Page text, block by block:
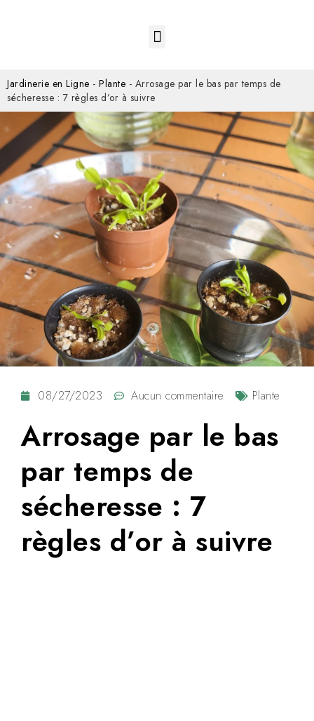
Jardinerie en Ligne - Plante - Arrosage par le bas par temps de
sécheresse : 7 règles d’or à suivre
08/27/2023 Aucun commentaire Plante
Arrosage par le bas
par temps de
sécheresse : 7
règles d’or à suivre